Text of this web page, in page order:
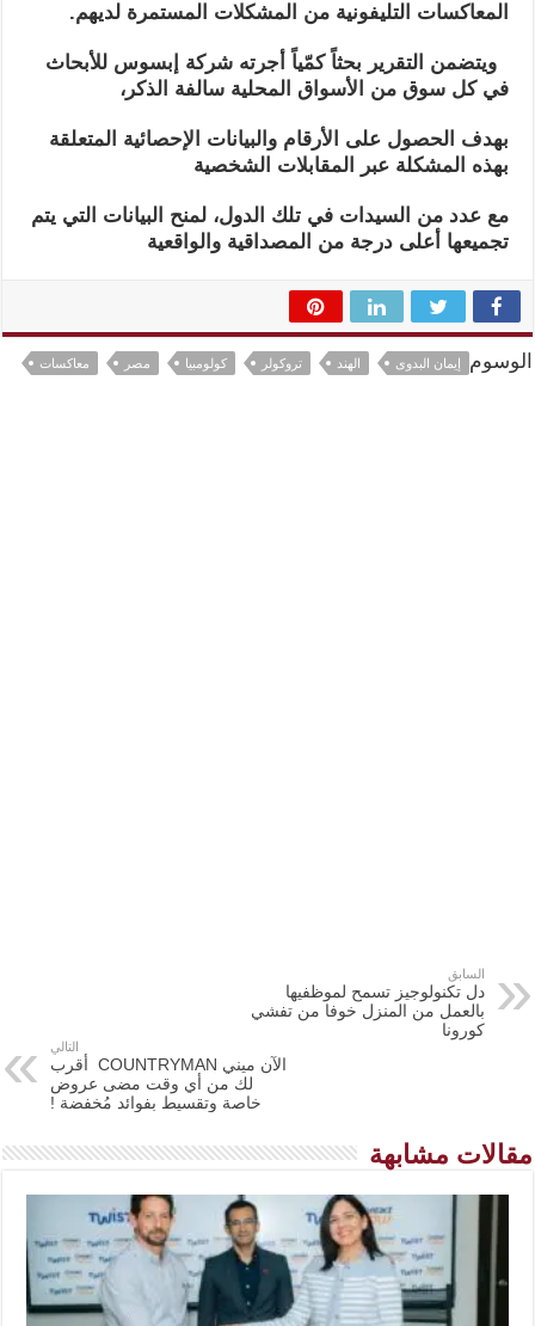
المعاكسات التليفونية من المشكلات المستمرة لديهم.
ويتضمن التقرير بحثاً كمّياً أجرته شركة إبسوس للأبحاث
في كل سوق من الأسواق المحلية سالفة الذكر،
بهدف الحصول على الأرقام والبيانات الإحصائية المتعلقة
بهذه المشكلة عبر المقابلات الشخصية
مع عدد من السيدات في تلك الدول، لمنح البيانات التي يتم
تجميعها أعلى درجة من المصداقية والواقعية
الوسوم إيمان البدوى الهند تروكولر كولومبيا مصر معاكسات
السابق
دل تكنولوجيز تسمح لموظفيها
بالعمل من المنزل خوفا من تفشي
كورونا
التالي
الآن ميني COUNTRYMAN أقرب
لك من أي وقت مضى عروض
خاصة وتقسيط بفوائد مُخفضة !
مقالات مشابهة